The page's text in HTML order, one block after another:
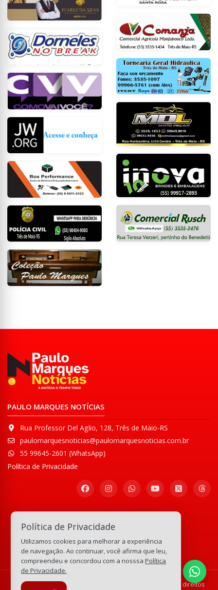
PAULO MARQUES NOTÍCIAS
Rua Professor Del Aglio, 128, Três de Maio-RS
paulomarquesnoticias@paulomarquesnoticias.com.br
55 99645-2601 (WhatsApp)
Política de Privacidade
Comunidade WhatsApp
133.153.482visitas
© Copyright 2008-2026 Paulo Marques Notícias - Todos os direitos
Política de Privacidade
Utilizamos cookies para melhorar a experiência
de navegação. Ao continuar, você afirma que leu,
compreendeu e concordou com a nosssa Política
de Privacidade.